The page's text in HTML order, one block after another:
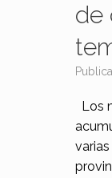
de
Los